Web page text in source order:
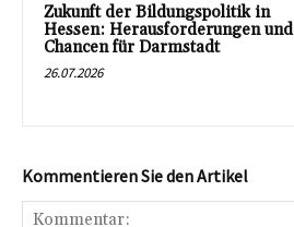
Zukunft der Bildungspolitik in
Hessen: Herausforderungen und
Chancen für Darmstadt
26.07.2026
Kommentieren Sie den Artikel